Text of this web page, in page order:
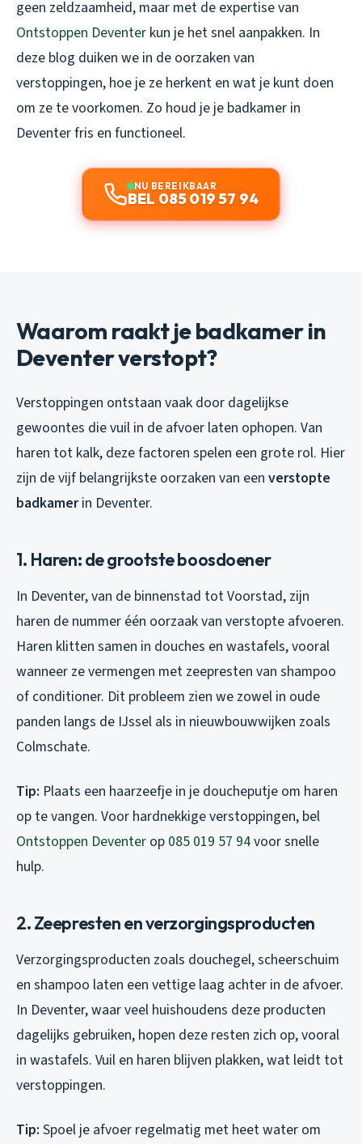
geen zeldzaamheid, maar met de expertise van
Ontstoppen Deventer kun je het snel aanpakken. In
deze blog duiken we in de oorzaken van
verstoppingen, hoe je ze herkent en wat je kunt doen
om ze te voorkomen. Zo houd je je badkamer in
Deventer fris en functioneel.
NU BEREIKBAAR
BEL 085 019 57 94
Waarom raakt je badkamer in
Deventer verstopt?
Verstoppingen ontstaan vaak door dagelijkse
gewoontes die vuil in de afvoer laten ophopen. Van
haren tot kalk, deze factoren spelen een grote rol. Hier
zijn de vijf belangrijkste oorzaken van een verstopte
badkamerin Deventer.
1. Haren: de grootste boosdoener
In Deventer, van de binnenstad tot Voorstad, zijn
haren de nummer één oorzaak van verstopte afvoeren.
Haren klitten samen in douches en wastafels, vooral
wanneer ze vermengen met zeepresten van shampoo
of conditioner. Dit probleem zien we zowel in oude
panden langs de IJssel als in nieuwbouwwijken zoals
Colmschate.
Tip: Plaats een haarzeefje in je doucheputje om haren
op te vangen. Voor hardnekkige verstoppingen, bel
Ontstoppen Deventer op 085 019 57 94voor snelle
hulp.
2. Zeepresten en verzorgingsproducten
Verzorgingsproducten zoals douchegel, scheerschuim
en shampoo laten een vettige laag achter in de afvoer.
In Deventer, waar veel huishoudens deze producten
dagelijks gebruiken, hopen deze resten zich op, vooral
in wastafels. Vuil en haren blijven plakken, wat leidt tot
verstoppingen.
Tip: Spoel je afvoer regelmatig met heet water om